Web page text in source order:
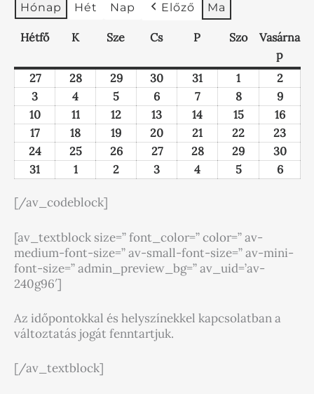
Hónap Hét Nap Előző Ma
HétfőhétfőKkedd Sze szerda
Cs csütörtök
P péntekSzoszombat
Vasárna
p
27
2026.
27.
28
2026.
28.
29
2026.
29.
30
30.
31
2026.
31.
1
2026.
01.
2
2026.
08.
02.
3
2026.
03.
4
2026.
04.
5
2026.
05.
6
2026.
06.
7
2026.
07.
8
2026.
08.
9
2026.
08.
09.
10
2026.
10.
11
2026.
11.
12
2026.
12.
13
2026.
13.
14
2026.
14.
15
2026.
15.
16
2026.
16.
17
2026.
17.
18
2026.
18.
19
2026.
19.
20
20.
21
2026.
21.
22
2026.
22.
23
2026.
23.
24
2026.
24.
25
2026.
25.
26
2026.
26.
27
2026.
27.
28
2026.
28.
29
2026.
29.
30
30.
31
2026.
31.
1
2026.
01.
2
2026.
02.
3
2026.
03.
4
04.
5
2026.
05.
6
2026.
09.
06.
[/av_codeblock]
[av_textblock size=” font_color=” color=” av-
medium-font-size=” av-small-font-size=” av-mini-
font-size=” admin_preview_bg=” av_uid=’av-
240g96′]
Az időpontokkal és helyszínekkel kapcsolatban a
változtatás jogát fenntartjuk.
[/av_textblock]